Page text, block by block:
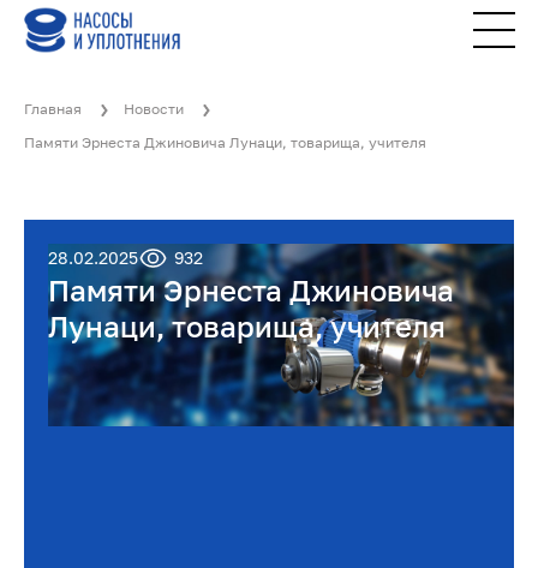
Главная
Новости
Памяти Эрнеста Джиновича Лунаци, товарища, учителя
28.02.2025 932
Памяти Эрнеста Джиновича
Лунаци, товарища, учителя